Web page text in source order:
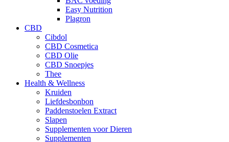
Easy Nutrition
Plagron
CBD
Cibdol
CBD Cosmetica
CBD Olie
CBD Snoepjes
Thee
Health & Wellness
Kruiden
Liefdesbonbon
Paddenstoelen Extract
Slapen
Supplementen voor Dieren
Supplementen